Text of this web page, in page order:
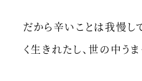
だから辛いことは我慢し
く生きれたし、世の中う